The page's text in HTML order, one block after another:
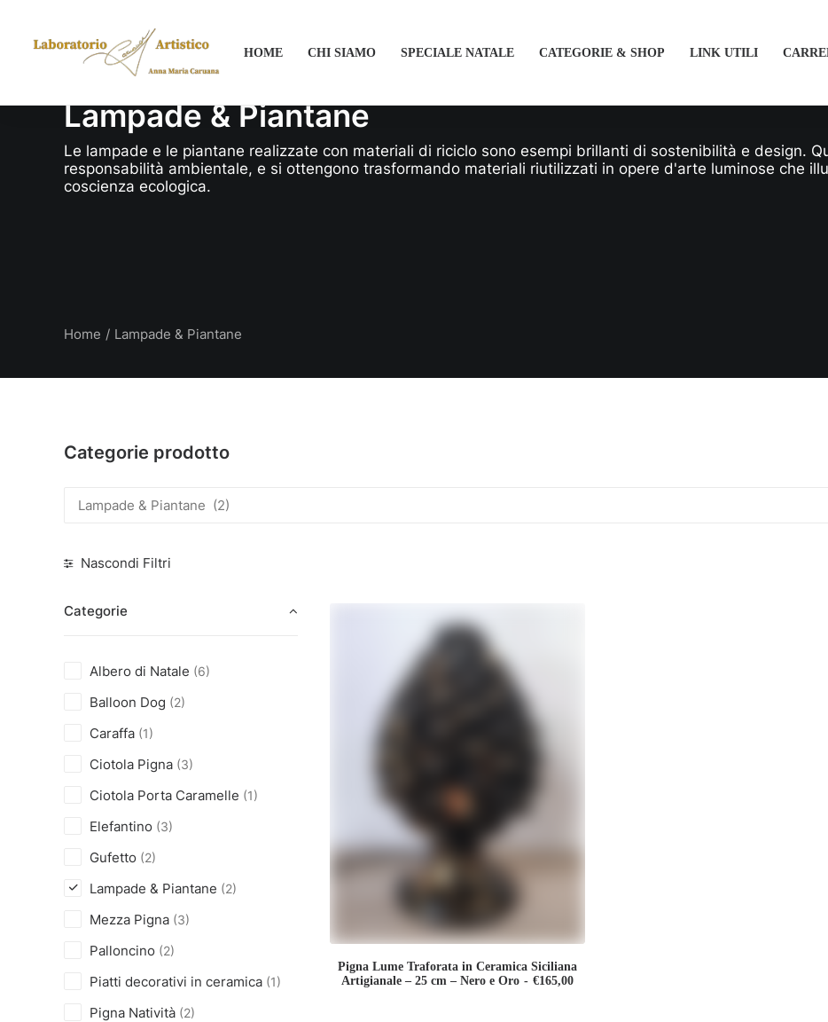
HOME CHI SIAMO SPECIALE NATALE CATEGORIE & SHOP LINK UTILI
Lampade & Piantane
Le lampade e le piantane realizzate con materiali di riciclo sono esempi brillanti di sostenibilità e design.
responsabilità ambientale, e si ottengono trasformando materiali riutilizzati in opere d'arte luminose che
coscienza ecologica.
Home Lampade & Piantane
Categorie prodotto
Nascondi Filtri
Categorie
Albero di Natale (6)
Balloon Dog (2)
Caraffa (1)
Ciotola Pigna (3)
Ciotola Porta Caramelle (1)
Elefantino (3)
Gufetto (2)
Lampade & Piantane (2)
Mezza Pigna (3)
Palloncino (2)
Piatti decorativi in ceramica (1)
Pigna Natività (2)
Pigna Lume Traforata in Ceramica Siciliana
Artigianale – 25 cm – Nero e Oro
€165,00